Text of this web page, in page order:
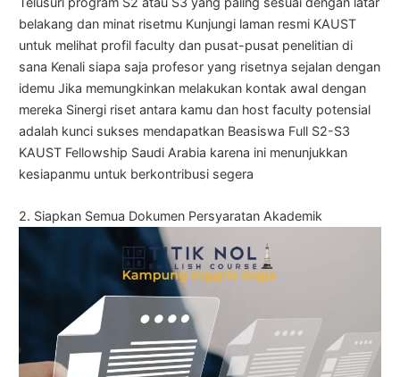
belakang dan minat risetmu Kunjungi laman resmi KAUST
untuk melihat profil faculty dan pusat-pusat penelitian di
sana Kenali siapa saja profesor yang risetnya sejalan dengan
idemu Jika memungkinkan melakukan kontak awal dengan
mereka Sinergi riset antara kamu dan host faculty potensial
adalah kunci sukses mendapatkan Beasiswa Full S2-S3
KAUST Fellowship Saudi Arabia karena ini menunjukkan
kesiapanmu untuk berkontribusi segera
2. Siapkan Semua Dokumen Persyaratan Akademik